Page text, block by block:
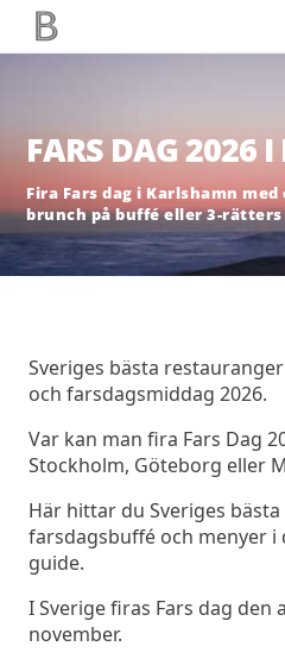
FARS DAG 2026
Fira Fars dag i Karlshamn med
brunch på buffé eller 3-
Sveriges bästa
och farsdagsmiddag 2026.
Var kan man fira Fars Dag
Stockholm, Göteborg eller
Här hittar du Sveriges
farsdagsbuffé och menyer i
guide.
I Sverige firas Fars dag den
november.